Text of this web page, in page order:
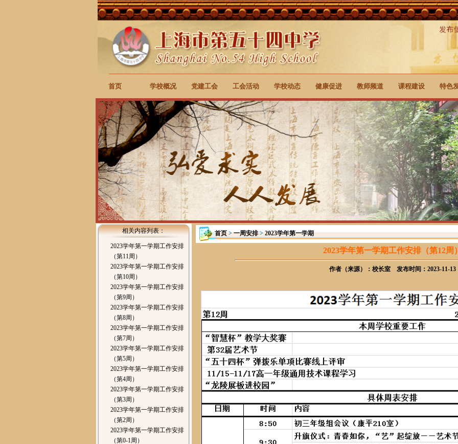
首页 学校概况 党建工会 工会活动 学校动态 健康促进 教师频道 课程建设 特色
相关内容列表：
2023学年第一学期工作安排
（第11周）
2023学年第一学期工作安排
（第10周）
2023学年第一学期工作安排
（第9周）
2023学年第一学期工作安排
（第8周）
2023学年第一学期工作安排
（第7周）
2023学年第一学期工作安排
（第5周）
2023学年第一学期工作安排
（第4周）
2023学年第一学期工作安排
（第3周）
2023学年第一学期工作安排
（第2周）
2023学年第一学期工作安排
（第0-1周）
首页>一周安排>2023学年第一学期
2023学年第一学期工作安排（第12周
作者（来源）：校长室 发布时间：2023-11-13